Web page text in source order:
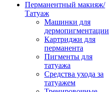
Перманентный макияж/
Татуаж
Машинки для
дермопигментации
Картриджи для
перманента
Пигменты для
татуажа
Средства ухода за
татуажем